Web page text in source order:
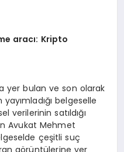
aracı: Kripto
yer bulan ve son olarak
belgeselle
verilerinin satıldığı
Avukat Mehmet
çeşitli suç
görüntülerine yer